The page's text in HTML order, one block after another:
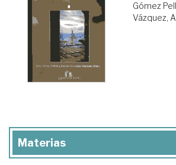
Gómez
Vázquez,
Materias